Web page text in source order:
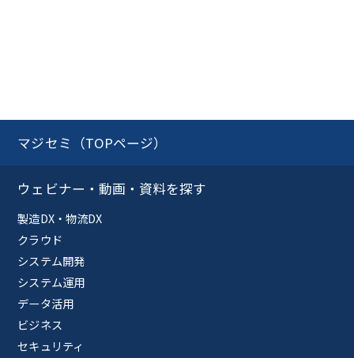
マジセミ（TOPページ）
ウェビナー・動画・資料を探す
製造DX・物流DX
クラウド
システム開発
システム運用
データ活用
ビジネス
セキュリティ